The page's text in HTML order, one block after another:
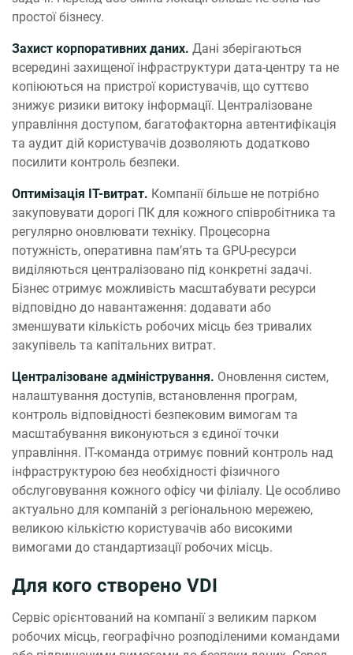
простої бізнесу.
Захист корпоративних даних. Дані зберігаються
всередині захищеної інфраструктури дата-центру та не
копіюються на пристрої користувачів, що суттєво
знижує ризики витоку інформації. Централізоване
управління доступом, багатофакторна автентифікація
та аудит дій користувачів дозволяють додатково
посилити контроль безпеки.
Оптимізація IT-витрат. Компанії більше не потрібно
закуповувати дорогі ПК для кожного співробітника та
регулярно оновлювати техніку. Процесорна
потужність, оперативна пам’ять та GPU-ресурси
виділяються централізовано під конкретні задачі.
Бізнес отримує можливість масштабувати ресурси
відповідно до навантаження: додавати або
зменшувати кількість робочих місць без тривалих
закупівель та капітальних витрат.
Централізоване адміністрування. Оновлення систем,
налаштування доступів, встановлення програм,
контроль відповідності безпековим вимогам та
масштабування виконуються з єдиної точки
управління. IT-команда отримує повний контроль над
інфраструктурою без необхідності фізичного
обслуговування кожного офісу чи філіалу. Це особливо
актуально для компаній з регіональною мережею,
великою кількістю користувачів або високими
вимогами до стандартизації робочих місць.
Для кого створено VDI
Сервіс орієнтований на компанії з великим парком
робочих місць, географічно розподіленими командами